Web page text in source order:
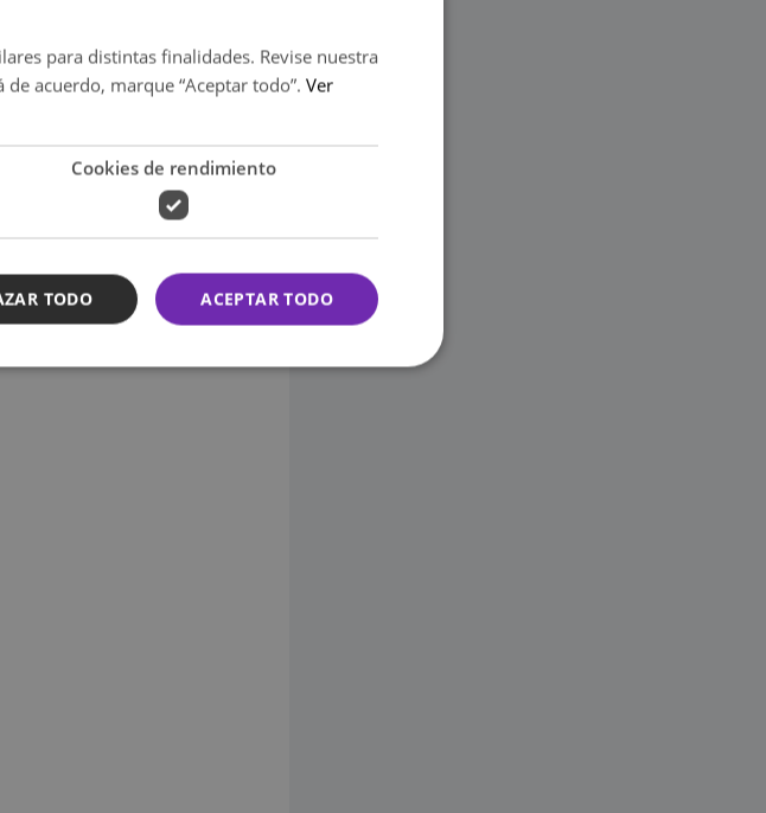
para distintas finalidades. Revise nuestra
acuerdo, marque “Aceptar todo”. Ver
Cookies de rendimiento
ACEPTAR TODO
TODO